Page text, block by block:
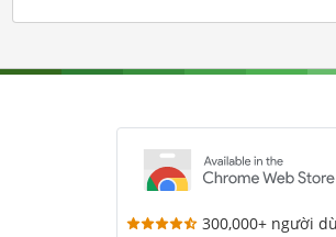
300,000+ người